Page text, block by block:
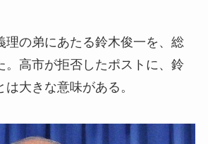
理の弟にあたる鈴木俊一を、総
。高市が拒否したポストに、鈴
大きな意味がある。